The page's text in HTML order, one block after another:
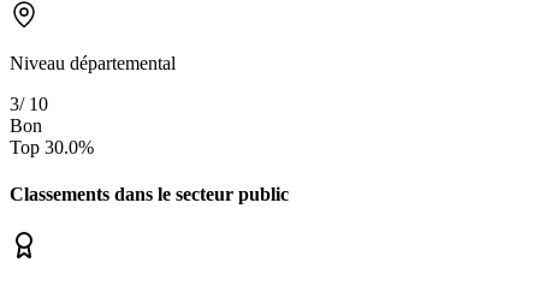
Niveau départemental
3/ 10
Bon
Top 30.0%
Classements dans le secteur public